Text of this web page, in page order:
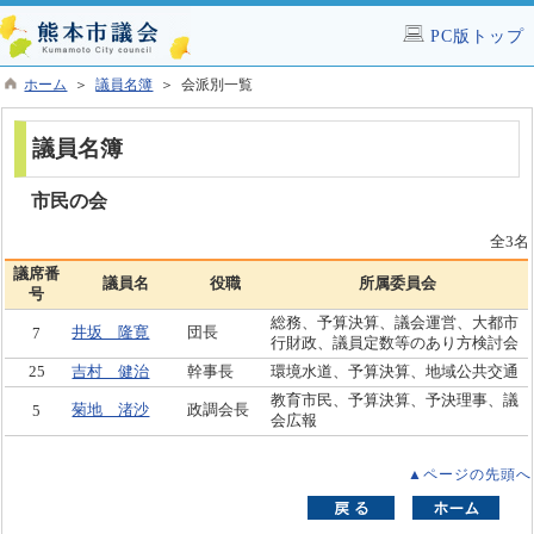
PC版トップ
ホーム ＞議員名簿 ＞ 会派別一覧
議員名簿
市民の会
全3名
議席番
号
議員名 役職 所属委員会
7 井坂 隆寛 団長
総務、予算決算、議会運営、大都市
行財政、議員定数等のあり方検討会
25
吉村 健治 幹事長 環境水道、予算決算、地域公共交通
5 菊地 渚沙 政調会長
教育市民、予算決算、予決理事、議
会広報
▲ページの先頭へ